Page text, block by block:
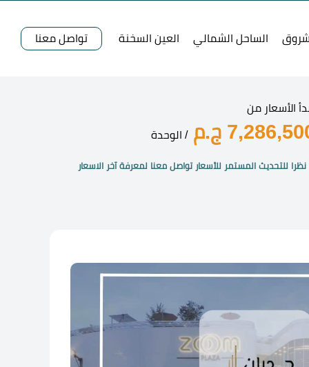
الساحل الشمالي العين السخنة تواصل معنا
الأسعار من
ج.م / الوحدة
نظرا للتحديث المستمر للأسعار تواصل معنا لمعرفة آخر الاسعار